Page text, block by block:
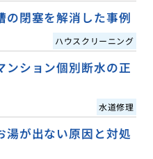
の閉塞を解消した事例
ハウスクリーニング
ンション個別断水の正
水道修理
湯が出ない原因と対処